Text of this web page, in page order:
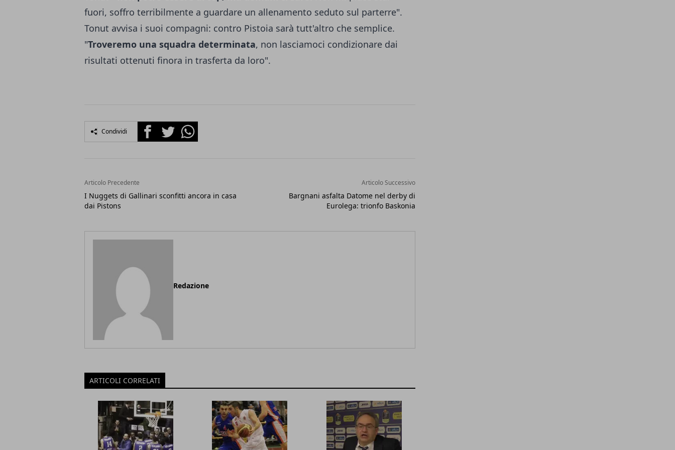
fuori, soffro terribilmente a guardare un allenamento seduto sul parterre".
Tonut avvisa i suoi compagni: contro Pistoia sarà tutt'altro che semplice.
"Troveremo una squadra determinata, non lasciamoci condizionare dai
risultati ottenuti finora in trasferta da loro".
Condividi FacebookTwitterWhatsapp
Articolo Precedente
I Nuggets di Gallinari sconfitti ancora in casa
dai Pistons
Articolo Successivo
Bargnani asfalta Datome nel derby di
Eurolega: trionfo Baskonia
Redazione
ARTICOLI CORRELATI